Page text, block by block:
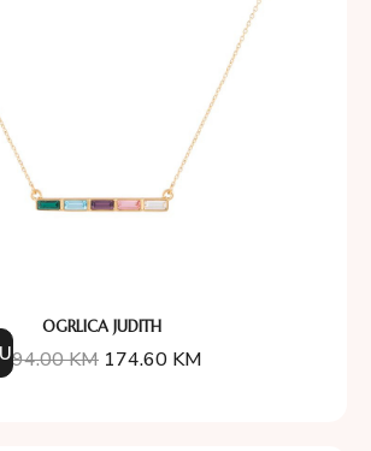
OGRLICA JUDITH
194.00KM 174.60 KM